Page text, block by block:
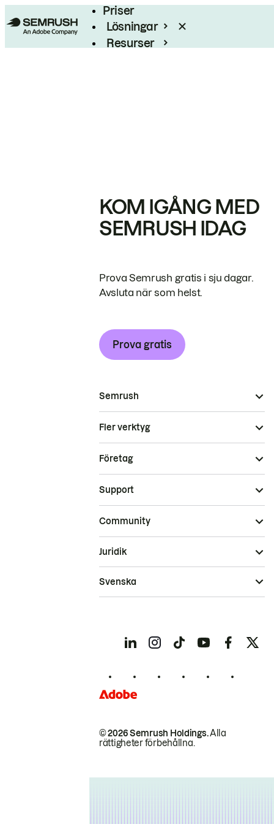
Priser
Lösningar
Resurser
KOM IGÅNG MED
SEMRUSH IDAG
Prova Semrush gratis i sju dagar.
Avsluta när som helst.
Prova gratis
Semrush
Fler verktyg
Företag
Support
Community
© 2026 Semrush Holdings.Alla
rättigheter förbehållna.
Juridik
Svenska